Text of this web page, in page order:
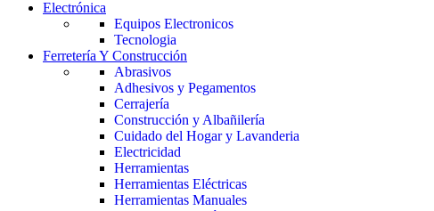
Electrónica
Equipos Electronicos
Tecnologia
Ferretería Y Construcción
Abrasivos
Adhesivos y Pegamentos
Cerrajería
Construcción y Albañilería
Cuidado del Hogar y Lavanderia
Electricidad
Herramientas
Herramientas Eléctricas
Herramientas Manuales